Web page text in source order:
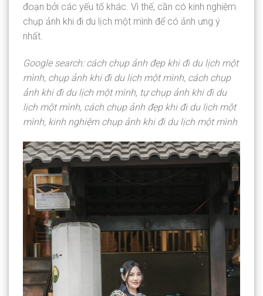
đoạn bởi các yếu tố khác. Vì thế, cần có kinh nghiệm
chụp ảnh khi đi du lịch một mình để có ảnh ưng ý
nhất.
Google search: cách chụp ảnh đẹp khi đi du lịch một
mình, chụp ảnh khi đi du lịch một mình, cách chụp
ảnh khi đi du lịch một mình, tự chụp ảnh khi đi du
lịch một mình, cách chụp ảnh đẹp khi đi du lịch một
mình, kinh nghiệm chụp ảnh khi đi du lịch một mình